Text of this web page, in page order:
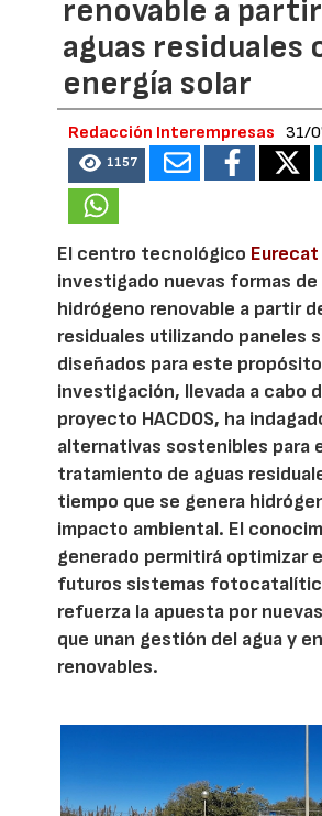
renovable a
aguas residuales
energía solar
Redacción Interempresas 31/
1157
El centro tecnológico Eurecat
investigado nuevas formas
hidrógeno renovable a partir
residuales utilizando paneles
diseñados para este
investigación, llevada a cabo
proyecto HACDOS, ha
alternativas sostenibles para
tratamiento de aguas
tiempo que se genera
impacto ambiental. El
generado permitirá optimizar
futuros sistemas
refuerza la apuesta por
que unan gestión del agua y
renovables.